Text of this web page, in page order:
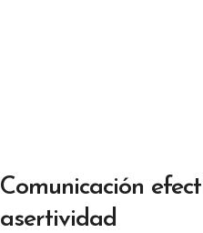
Comunicación
asertividad